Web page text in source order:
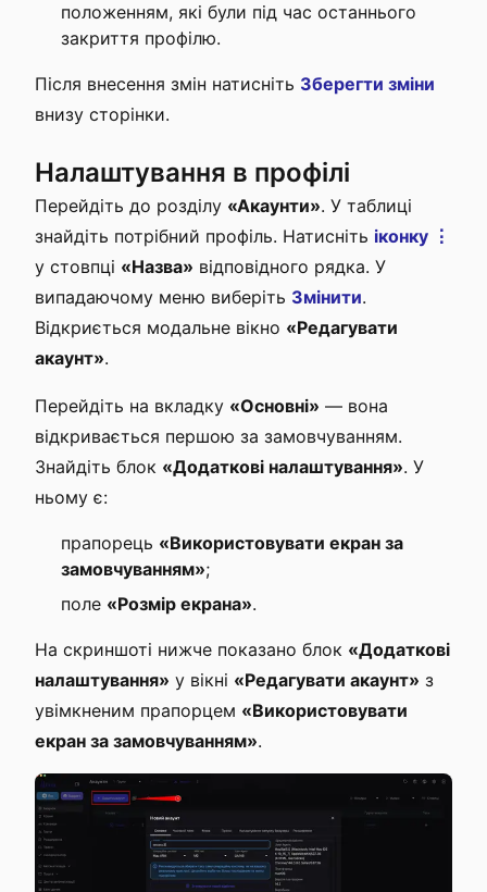
положенням, які були під час останнього
закриття профілю.
Після внесення змін натисніть Зберегти зміни
внизу сторінки.
Налаштування в профілі
Перейдіть до розділу «Акаунти». У таблиці
знайдіть потрібний профіль. Натисніть іконку ⋮
у стовпці «Назва» відповідного рядка. У
випадаючому меню виберіть Змінити.
Відкриється модальне вікно «Редагувати
акаунт».
Перейдіть на вкладку «Основні» — вона
відкривається першою за замовчуванням.
Знайдіть блок «Додаткові налаштування». У
ньому є:
прапорець «Використовувати екран за
замовчуванням»;
поле «Розмір екрана».
На скриншоті нижче показано блок «Додаткові
налаштування» у вікні «Редагувати акаунт» з
увімкненим прапорцем «Використовувати
екран за замовчуванням».